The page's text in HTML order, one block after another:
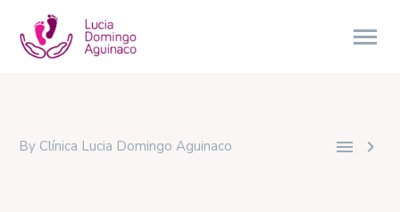
 
By Clínica Lucia Domingo Aguinaco